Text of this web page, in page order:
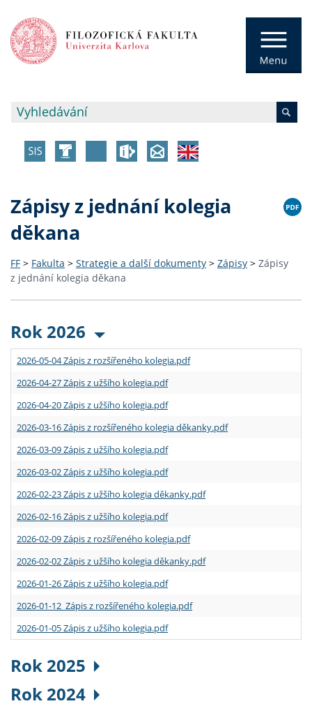
Zápisy z jednání kolegia
děkana
FF > Fakulta > Strategie a další dokumenty > Zápisy > Zápisy
z jednání kolegia děkana
Rok 2026
2026-05-04 Zápis z rozšířeného kolegia.pdf
2026-04-27 Zápis z užšího kolegia.pdf
2026-04-20 Zápis z užšího kolegia.pdf
2026-03-16 Zápis z rozšířeného kolegia děkanky.pdf
2026-03-09 Zápis z užšího kolegia.pdf
2026-03-02 Zápis z užšího kolegia.pdf
2026-02-23 Zápis z užšího kolegia děkanky.pdf
2026-02-16 Zápis z užšího kolegia.pdf
2026-02-09 Zápis z rozšířeného kolegia.pdf
2026-02-02 Zápis z užšího kolegia děkanky.pdf
2026-01-26 Zápis z užšího kolegia.pdf
2026-01-12 Zápis z rozšířeného kolegia.pdf
2026-01-05 Zápis z užšího kolegia.pdf
Rok 2025
Rok 2024